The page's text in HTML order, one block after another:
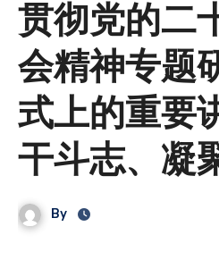
贯彻党的二
会精神专题
式上的重要
干斗志、凝
By